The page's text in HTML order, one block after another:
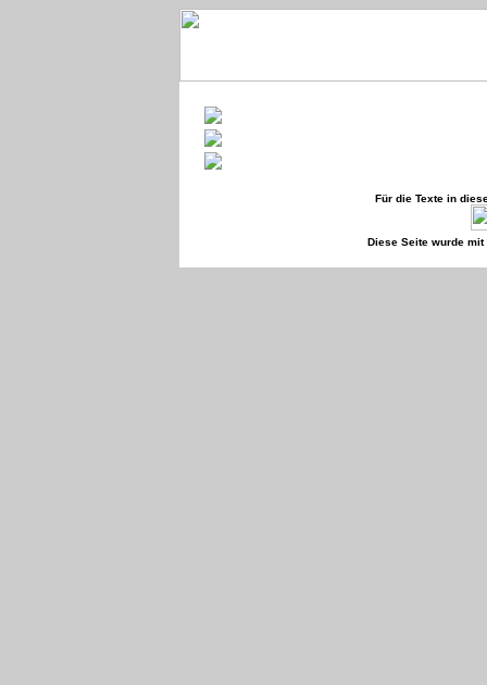
Für die Texte in
Diese Seite wurde mit